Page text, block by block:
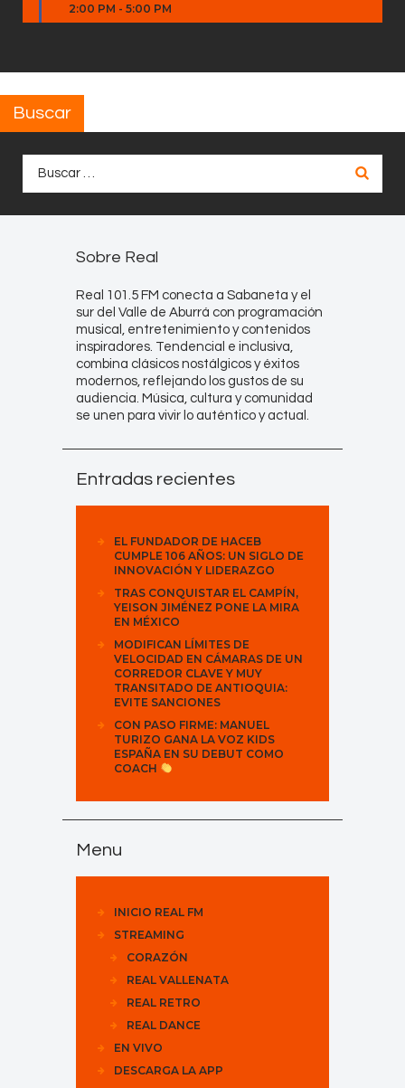
2:00 PM - 5:00 PM
Buscar
Sobre Real
Real 101.5 FM conecta a Sabaneta y el
sur del Valle de Aburrá con programación
musical, entretenimiento y contenidos
inspiradores. Tendencial e inclusiva,
combina clásicos nostálgicos y éxitos
modernos, reflejando los gustos de su
audiencia. Música, cultura y comunidad
se unen para vivir lo auténtico y actual.
Entradas recientes
EL FUNDADOR DE HACEB
CUMPLE 106 AÑOS: UN SIGLO DE
INNOVACIÓN Y LIDERAZGO
TRAS CONQUISTAR EL CAMPÍN,
YEISON JIMÉNEZ PONE LA MIRA
EN MÉXICO
MODIFICAN LÍMITES DE
VELOCIDAD EN CÁMARAS DE UN
CORREDOR CLAVE Y MUY
TRANSITADO DE ANTIOQUIA:
EVITE SANCIONES
CON PASO FIRME: MANUEL
TURIZO GANA LA VOZ KIDS
ESPAÑA EN SU DEBUT COMO
COACH
Menu
INICIO REAL FM
STREAMING
CORAZÓN
REAL VALLENATA
REAL RETRO
REAL DANCE
EN VIVO
DESCARGA LA APP